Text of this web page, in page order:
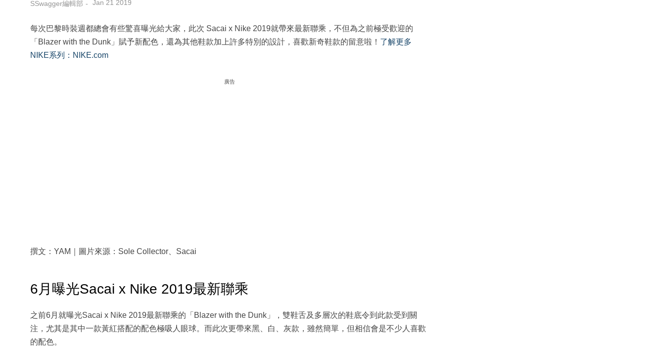
SSwagger編輯部 Jan 21 2019
每次巴黎時裝週都總會有些驚喜曝光給大家，此次 Sacai x Nike 2019就帶來最新聯乘，不但為之前極受歡迎的
「Blazer with the Dunk」賦予新配色，還為其他鞋款加上許多特別的設計，喜歡新奇鞋款的留意啦！ 了解更多
NIKE系列：NIKE.com
廣告
撰文：YAM｜圖片來源：Sole Collector、Sacai
6月曝光Sacai x Nike 2019最新聯乘
之前6月就曝光Sacai x Nike 2019最新聯乘的「Blazer with the Dunk」，雙鞋舌及多層次的鞋底令到此款受到關
注，尤其是其中一款黃紅搭配的配色極吸人眼球。而此次更帶來黑、白、灰款，雖然簡單，但相信會是不少人喜歡
的配色。